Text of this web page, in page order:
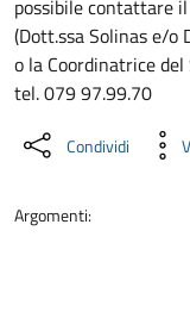
possibile contattare
(Dott.ssa Solinas e/
o la Coordinatrice
tel. 079 97.99.70
Condividi
Argomenti: